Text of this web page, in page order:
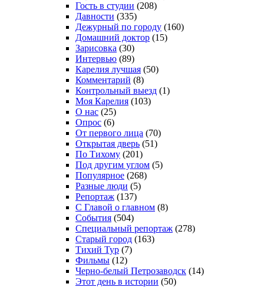
Гость в студии (208)
Давности (335)
Дежурный по городу (160)
Домашний доктор (15)
Зарисовка (30)
Интервью (89)
Карелия лучшая (50)
Комментарий (8)
Контрольный выезд (1)
Моя Карелия (103)
О нас (25)
Опрос (6)
От первого лица (70)
Открытая дверь (51)
По Тихому (201)
Под другим углом (5)
Популярное (268)
Разные люди (5)
Репортаж (137)
С Главой о главном (8)
События (504)
Специальный репортаж (278)
Старый город (163)
Тихий Тур (7)
Фильмы (12)
Черно-белый Петрозаводск (14)
Этот день в истории (50)